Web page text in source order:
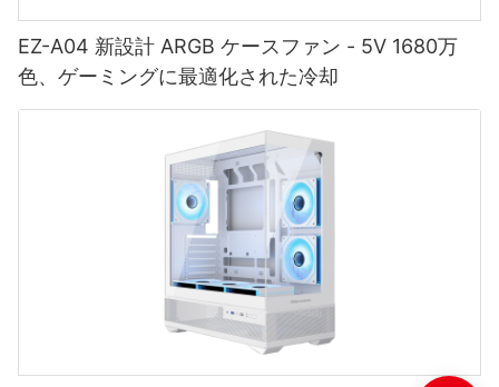
EZ-A04 新設計 ARGB ケースファン - 5V 1680万
色、ゲーミングに最適化された冷却